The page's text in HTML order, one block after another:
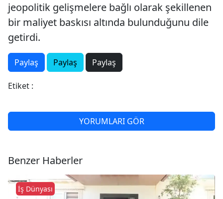
jeopolitik gelişmelere bağlı olarak şekillenen
bir maliyet baskısı altında bulunduğunu dile
getirdi.
Paylaş Paylaş Paylaş
Etiket :
YORUMLARI GÖR
Benzer Haberler
İş Dünyası